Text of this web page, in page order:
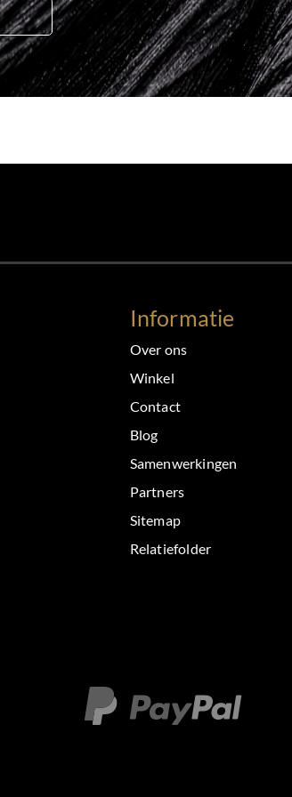
Informatie
Over ons
Winkel
Contact
Blog
Samenwerkingen
Partners
Sitemap
Relatiefolder